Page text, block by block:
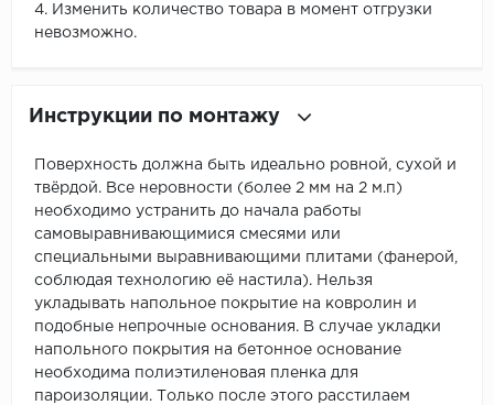
4. Изменить количество товара в момент отгрузки
невозможно.
Инструкции по монтажу
Поверхность должна быть идеально ровной, сухой и
твёрдой. Все неровности (более 2 мм на 2 м.п)
необходимо устранить до начала работы
самовыравнивающимися смесями или
специальными выравнивающими плитами (фанерой,
соблюдая технологию её настила). Нельзя
укладывать напольное покрытие на ковролин и
подобные непрочные основания. В случае укладки
напольного покрытия на бетонное основание
необходима полиэтиленовая пленка для
пароизоляции. Только после этого расстилаем